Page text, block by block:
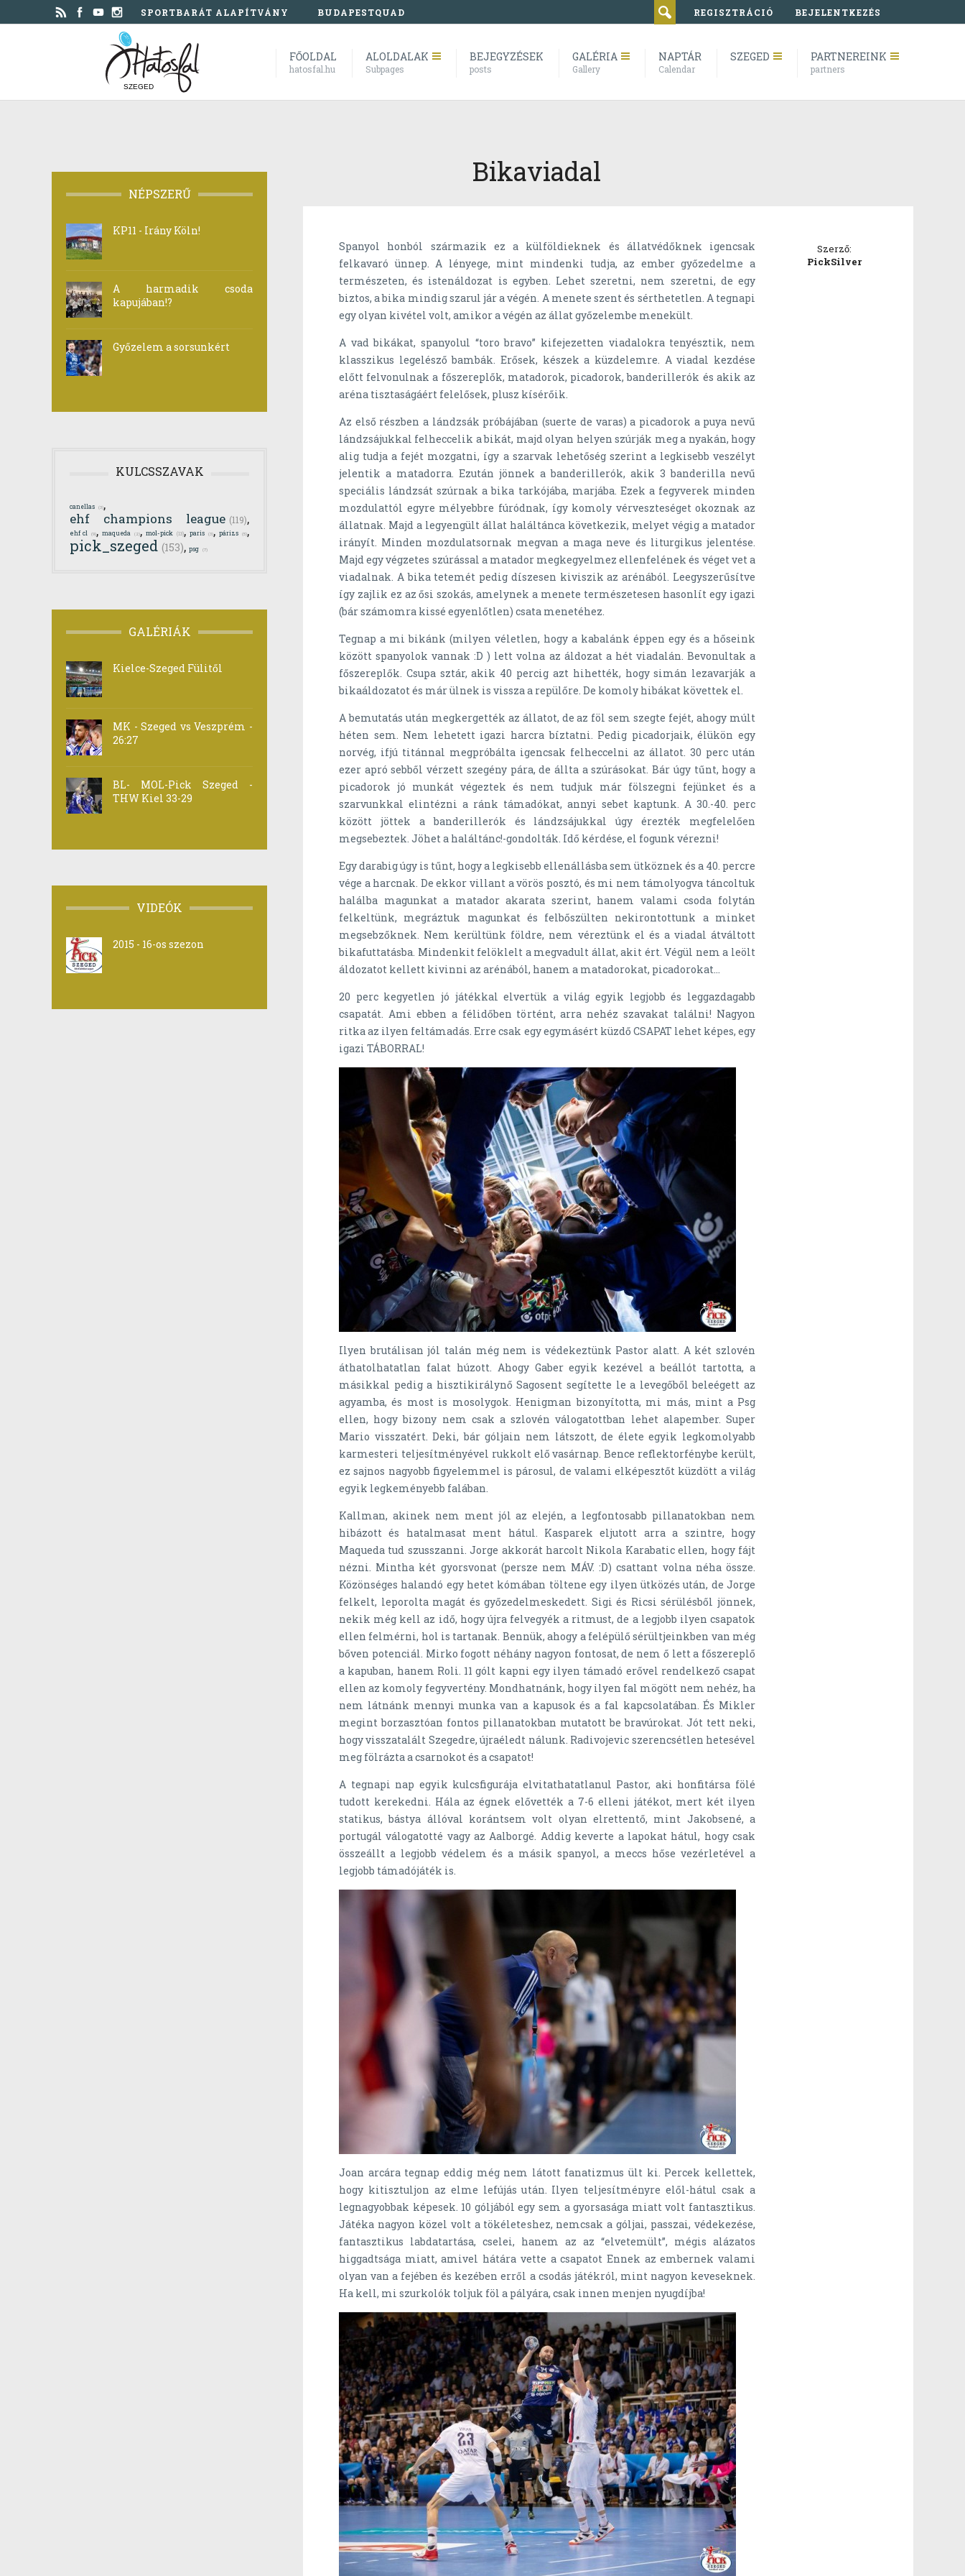
SPORTBARÁT ALAPÍTVÁNY BUDAPESTQUAD REGISZTRÁCIÓ BEJELENTKEZÉS
SZEGED
FŐOLDAL
hatosfal.hu
ALOLDALAK
Subpages
BEJEGYZÉSEK
posts
GALÉRIA
Gallery
NAPTÁR
Calendar
SZEGED PARTNEREINK
partners
Bikaviadal
Spanyol honból származik ez a külföldieknek és állatvédőknek igencsak
felkavaró ünnep. A lényege, mint mindenki tudja, az ember győzedelme a
természeten, és istenáldozat is egyben. Lehet szeretni, nem szeretni, de egy
biztos, a bika mindig szarul jár a végén. A menete szent és sérthetetlen. A tegnapi
egy olyan kivétel volt, amikor a végén az állat győzelembe menekült.
A vad bikákat, spanyolul “toro bravo” kifejezetten viadalokra tenyésztik, nem
klasszikus legelésző bambák. Erősek, készek a küzdelemre. A viadal kezdése
előtt felvonulnak a főszereplők, matadorok, picadorok, banderillerók és akik az
aréna tisztaságáért felelősek, plusz kísérőik.
Az első részben a lándzsák próbájában (suerte de varas) a picadorok a puya nevű
lándzsájukkal felheccelik a bikát, majd olyan helyen szúrják meg a nyakán, hogy
alig tudja a fejét mozgatni, így a szarvak lehetőség szerint a legkisebb veszélyt
jelentik a matadorra. Ezután jönnek a banderillerók, akik 3 banderilla nevű
speciális lándzsát szúrnak a bika tarkójába, marjába. Ezek a fegyverek minden
mozdulattól egyre mélyebbre fúródnak, így komoly vérveszteséget okoznak az
állatnak. Majd a legyengült állat haláltánca következik, melyet végig a matador
irányít. Minden mozdulatsornak megvan a maga neve és liturgikus jelentése.
Majd egy végzetes szúrással a matador megkegyelmez ellenfelének és véget vet a
viadalnak. A bika tetemét pedig díszesen kiviszik az arénából. Leegyszerűsítve
így zajlik ez az ősi szokás, amelynek a menete természetesen hasonlít egy igazi
(bár számomra kissé egyenlőtlen) csata menetéhez.
Tegnap a mi bikánk (milyen véletlen, hogy a kabalánk éppen egy és a hőseink
között spanyolok vannak :D ) lett volna az áldozat a hét viadalán. Bevonultak a
főszereplők. Csupa sztár, akik 40 percig azt hihették, hogy simán lezavarják a
bikaáldozatot és már ülnek is vissza a repülőre. De komoly hibákat követtek el.
A bemutatás után megkergették az állatot, de az föl sem szegte fejét, ahogy múlt
héten sem. Nem lehetett igazi harcra bíztatni. Pedig picadorjaik, élükön egy
norvég, ifjú titánnal megpróbálta igencsak felheccelni az állatot. 30 perc után
ezer apró sebből vérzett szegény pára, de állta a szúrásokat. Bár úgy tűnt, hogy a
picadorok jó munkát végeztek és nem tudjuk már fölszegni fejünket és a
szarvunkkal elintézni a ránk támadókat, annyi sebet kaptunk. A 30.-40. perc
között jöttek a banderillerók és lándzsájukkal úgy érezték megfelelően
megsebeztek. Jöhet a haláltánc!-gondolták. Idő kérdése, el fogunk vérezni!
Egy darabig úgy is tűnt, hogy a legkisebb ellenállásba sem ütköznek és a 40. percre
vége a harcnak. De ekkor villant a vörös posztó, és mi nem támolyogva táncoltuk
halálba magunkat a matador akarata szerint, hanem valami csoda folytán
felkeltünk, megráztuk magunkat és felbőszülten nekirontottunk a minket
megsebzőknek. Nem kerültünk földre, nem véreztünk el és a viadal átváltott
bikafuttatásba. Mindenkit felöklelt a megvadult állat, akit ért. Végül nem a leölt
áldozatot kellett kivinni az arénából, hanem a matadorokat, picadorokat…
20 perc kegyetlen jó játékkal elvertük a világ egyik legjobb és leggazdagabb
csapatát. Ami ebben a félidőben történt, arra nehéz szavakat találni! Nagyon
ritka az ilyen feltámadás. Erre csak egy egymásért küzdő CSAPAT lehet képes, egy
igazi TÁBORRAL!
Ilyen brutálisan jól talán még nem is védekeztünk Pastor alatt. A két szlovén
áthatolhatatlan falat húzott. Ahogy Gaber egyik kezével a beállót tartotta, a
másikkal pedig a hisztikirálynő Sagosent segítette le a levegőből beleégett az
agyamba, és most is mosolygok. Henigman bizonyította, mi más, mint a Psg
ellen, hogy bizony nem csak a szlovén válogatottban lehet alapember. Super
Mario visszatért. Deki, bár góljain nem látszott, de élete egyik legkomolyabb
karmesteri teljesítményével rukkolt elő vasárnap. Bence reflektorfénybe került,
ez sajnos nagyobb figyelemmel is párosul, de valami elképesztőt küzdött a világ
egyik legkeményebb falában.
Kallman, akinek nem ment jól az elején, a legfontosabb pillanatokban nem
hibázott és hatalmasat ment hátul. Kasparek eljutott arra a szintre, hogy
Maqueda tud szusszanni. Jorge akkorát harcolt Nikola Karabatic ellen, hogy fájt
nézni. Mintha két gyorsvonat (persze nem MÁV. :D) csattant volna néha össze.
Közönséges halandó egy hetet kómában töltene egy ilyen ütközés után, de Jorge
felkelt, leporolta magát és győzedelmeskedett. Sigi és Ricsi sérülésből jönnek,
nekik még kell az idő, hogy újra felvegyék a ritmust, de a legjobb ilyen csapatok
ellen felmérni, hol is tartanak. Bennük, ahogy a felépülő sérültjeinkben van még
bőven potenciál. Mirko fogott néhány nagyon fontosat, de nem ő lett a főszereplő
a kapuban, hanem Roli. 11 gólt kapni egy ilyen támadó erővel rendelkező csapat
ellen az komoly fegyvertény. Mondhatnánk, hogy ilyen fal mögött nem nehéz, ha
nem látnánk mennyi munka van a kapusok és a fal kapcsolatában. És Mikler
megint borzasztóan fontos pillanatokban mutatott be bravúrokat. Jót tett neki,
hogy visszatalált Szegedre, újraéledt nálunk. Radivojevic szerencsétlen hetesével
meg fölrázta a csarnokot és a csapatot!
A tegnapi nap egyik kulcsfigurája elvitathatatlanul Pastor, aki honfitársa fölé
tudott kerekedni. Hála az égnek elővették a 7-6 elleni játékot, mert két ilyen
statikus, bástya állóval korántsem volt olyan elrettentő, mint Jakobsené, a
portugál válogatotté vagy az Aalborgé. Addig keverte a lapokat hátul, hogy csak
összeállt a legjobb védelem és a másik spanyol, a meccs hőse vezérletével a
legjobb támadójáték is.
Joan arcára tegnap eddig még nem látott fanatizmus ült ki. Percek kellettek,
hogy kitisztuljon az elme lefújás után. Ilyen teljesítményre elől-hátul csak a
legnagyobbak képesek. 10 góljából egy sem a gyorsasága miatt volt fantasztikus.
Játéka nagyon közel volt a tökéleteshez, nemcsak a góljai, passzai, védekezése,
fantasztikus labdatartása, cselei, hanem az az “elvetemült”, mégis alázatos
higgadtsága miatt, amivel hátára vette a csapatot Ennek az embernek valami
olyan van a fejében és kezében erről a csodás játékról, mint nagyon keveseknek.
Ha kell, mi szurkolók toljuk föl a pályára, csak innen menjen nyugdíjba!
Szerző:
PickSilver
NÉPSZERŰ
KP11 - Irány Köln!
A harmadik csoda
kapujában!?
Győzelem a sorsunkért
KULCSSZAVAK
canellas (3),
ehf champions league (119),
ehf cl (9), maqueda (2), mol-pick (13), paris (3), párizs (5),
pick_szeged (153), psg (7)
GALÉRIÁK
Kielce-Szeged Fülitől
MK - Szeged vs Veszprém -
26:27
BL- MOL-Pick Szeged -
THW Kiel 33-29
VIDEÓK
2015 - 16-os szezon